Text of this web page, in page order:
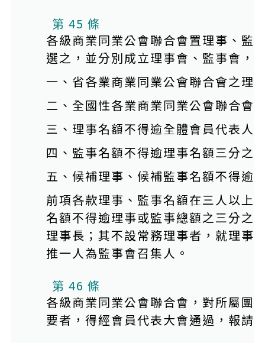
第 45 條
各級商業同業公會聯合會置理事、監
選之，並分別成立理事會、監事會，
一、省各業商業同業公會聯合會之理
二、全國性各業商業同業公會聯合會
三、理事名額不得逾全體會員代表人
四、監事名額不得逾理事名額三分之
五、候補理事、候補監事名額不得逾
前項各款理事、監事名額在三人以上
名額不得逾理事或監事總額之三分之
理事長；其不設常務理事者，就理事
推一人為監事會召集人。
第 46 條
各級商業同業公會聯合會，對所屬團
要者，得經會員代表大會通過，報請